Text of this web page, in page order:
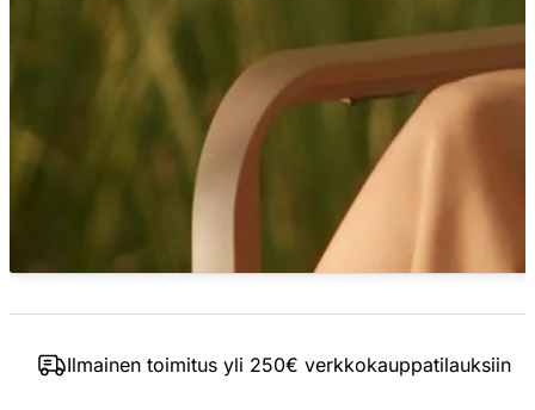
Ilmainen toimitus yli 250€ verkkokauppatilauksiin